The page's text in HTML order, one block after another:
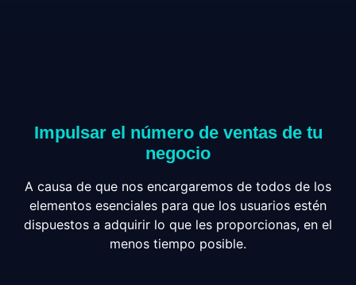
Impulsar el número de ventas de tu
negocio
A causa de que nos encargaremos de todos de los
elementos esenciales para que los usuarios estén
dispuestos a adquirir lo que les proporcionas, en el
menos tiempo posible.